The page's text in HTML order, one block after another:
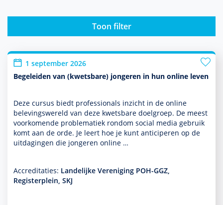
Toon filter
1 september 2026
Begeleiden van (kwetsbare) jongeren in hun online leven
Deze cursus biedt professionals inzicht in de online
belevingswereld van deze kwetsbare doel­groep. De meest
voor­komende proble­ma­tiek ron­dom social media gebruik
komt aan de orde. Je leert hoe je kunt anticiperen op de
uitdagingen die jongeren online …
Accreditaties: Landelijke Vereniging POH-GGZ,
Registerplein, SKJ